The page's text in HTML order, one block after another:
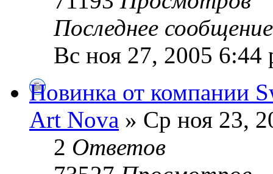
Последнее
Вс ноя 27, 2005 6:44
Новинка от компании
Art Nova » Ср ноя 23,
2 Ответов